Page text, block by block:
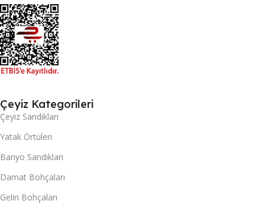
Çeyiz Kategorileri
Çeyiz Sandıkları
Yatak Örtüleri
Banyo Sandıkları
Damat Bohçaları
Gelin Bohçaları